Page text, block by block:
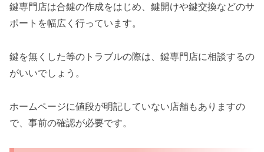
鍵専門店は合鍵の作成をはじめ、鍵開けや鍵交換などのサ
ポートを幅広く行っています。
鍵を無くした等のトラブルの際は、鍵専門店に相談するの
がいいでしょう。
ホームページに値段が明記していない店舗もありますの
で、事前の確認が必要です。